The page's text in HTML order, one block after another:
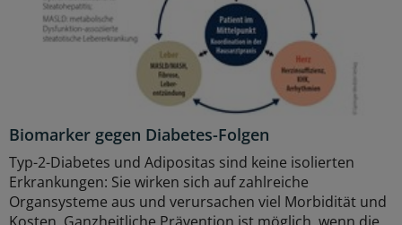
Biomarker gegen Diabetes-Folgen
Typ-2-Diabetes und Adipositas sind keine isolierten
Erkrankungen: Sie wirken sich auf zahlreiche
Organsysteme aus und verursachen viel Morbidität und